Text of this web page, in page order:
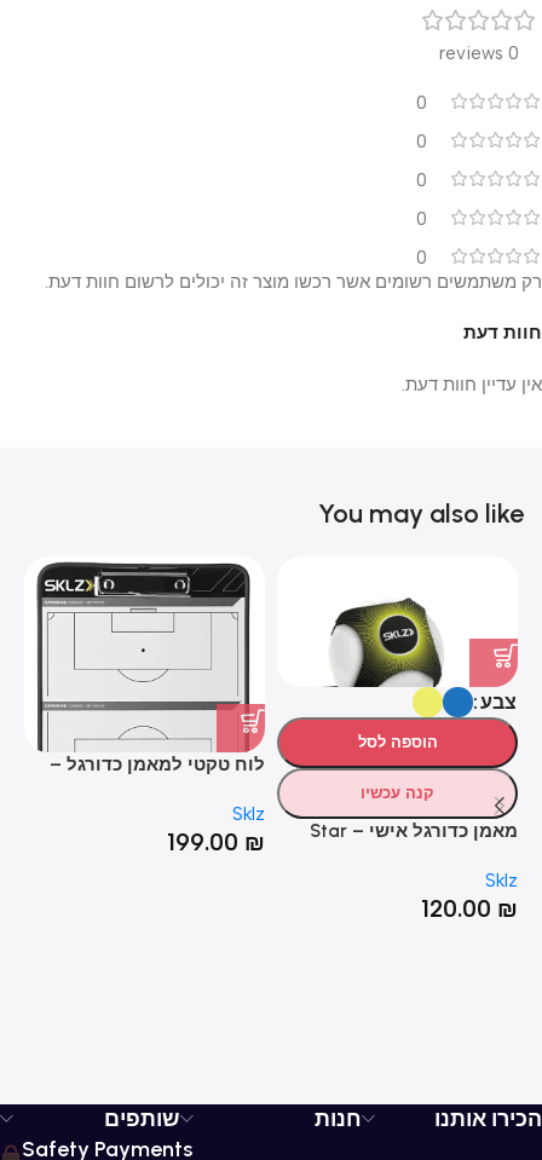
0 reviews
0
0
0
0
0
חוות דעת
אין עדיין חוות דעת.
רק משתמשים רשומים אשר רכשו מוצר זה יכולים לרשום חוות דעת.
You may also like
HOT
צבע
הוספה לסל
קנה עכשיו
מאמן כדורגל אישי – Star
Sklz
120.00 ₪
לוח טקטי למאמן כדורגל –
Sklz
199.00 ₪
הכירו אותנו חנות
שותפים
Safety Payments